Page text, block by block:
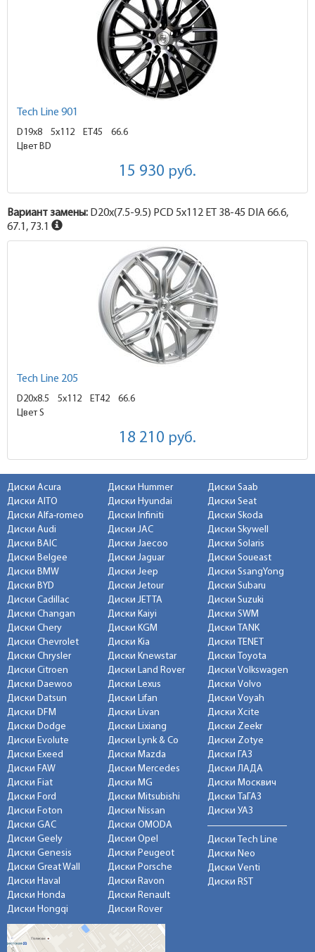
Tech Line 901
D19x8 5x112 ET45
66.6
Цвет BD
15 930 руб.
Вариант замены: D20x(7.5-9.5) PCD 5x112 ET 38-45 DIA 66.6,
67.1, 73.1
Tech Line 205
D20x8.5 5x112 ET42
66.6
Цвет S
18 210 руб.
Диски Acura
Диски AITO
Диски Alfa-romeo
Диски Audi
Диски BAIC
Диски Belgee
Диски BMW
Диски BYD
Диски Cadillac
Диски Changan
Диски Chery
Диски Chevrolet
Диски Chrysler
Диски Citroen
Диски Daewoo
Диски Datsun
Диски DFM
Диски Dodge
Диски Evolute
Диски Exeed
Диски FAW
Диски Fiat
Диски Ford
Диски Foton
Диски GAC
Диски Geely
Диски Genesis
Диски Great Wall
Диски Haval
Диски Honda
Диски Hongqi
Диски Hummer
Диски Hyundai
Диски Infiniti
Диски JAC
Диски Jaecoo
Диски Jaguar
Диски Jeep
Диски Jetour
Диски JETTA
Диски Kaiyi
Диски KGM
Диски Kia
Диски Knewstar
Диски Land Rover
Диски Lexus
Диски Lifan
Диски Livan
Диски Lixiang
Диски Lynk & Co
Диски Mazda
Диски Mercedes
Диски MG
Диски Mitsubishi
Диски Nissan
Диски OMODA
Диски Opel
Диски Peugeot
Диски Porsche
Диски Ravon
Диски Renault
Диски Rover
Диски Saab
Диски Seat
Диски Skoda
Диски Skywell
Диски Solaris
Диски Soueast
Диски SsangYong
Диски Subaru
Диски Suzuki
Диски SWM
Диски TANK
Диски TENET
Диски Toyota
Диски Volkswagen
Диски Volvo
Диски Voyah
Диски Xcite
Диски Zeekr
Диски Zotye
Диски ГАЗ
Диски ЛАДА
Диски Москвич
Диски ТаГАЗ
Диски УАЗ
Диски Tech Line
Диски Neo
Диски Venti
Диски RST